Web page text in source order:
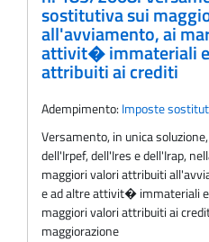
sostitutiva sui
all'avviamento, ai
attivit� immateriali
attribuiti ai crediti
Adempimento: Imposte
Versamento, in unica
dell'Irpef, dell'Ires e dell'Irap,
maggiori valori attribuiti
e ad altre attivit� immateriali e
maggiori valori attribuiti ai
maggiorazione